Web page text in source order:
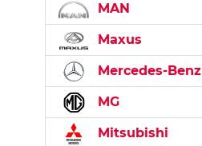
MAN
Maxus
Mercedes-Benz
MG
Mitsubishi